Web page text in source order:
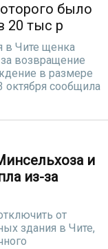
было
20 тыс р
в Чите щенка
возвращение
в размере
октября сообщила
и
из-за
от
здания в Чите,